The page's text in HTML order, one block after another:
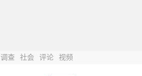
调查 社会 评论 视频